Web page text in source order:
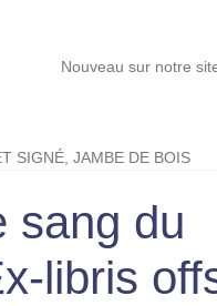
sur notre site, Cartes
SIGNÉ, JAMBE DE BOIS
sang du
libris